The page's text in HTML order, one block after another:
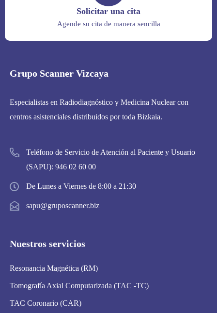
Solicitar una cita
Agende su cita de manera sencilla
Grupo Scanner Vizcaya
Especialistas en Radiodiagnóstico y Medicina Nuclear con
centros asistenciales distribuidos por toda Bizkaia.
Teléfono de Servicio de Atención al Paciente y Usuario
(SAPU): 946 02 60 00
De Lunes a Viernes de 8:00 a 21:30
sapu@gruposcanner.biz
Nuestros servicios
Resonancia Magnética (RM)
Tomografía Axial Computarizada (TAC -TC)
TAC Coronario (CAR)